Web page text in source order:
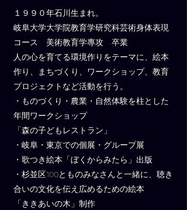
１９９０年石川生まれ。
岐阜大学大学院教育学研究科芸術身体表現
コース 美術教育学專攻 卒業
人の心を育てる環境作りをテーマに、絵本
作り、まちづくり、ワークショップ、教育
プロジェクトなど活動を行う。
・ものづくり・農業・自然体験を柱とした
年間ワークショップ
「森の子どもレストラン」
・岐阜・東京での個展・グループ展
・歌つき絵本「ぼくからみたら」出版
・杉並区100とものみなさんと一緒に、聴き
合いの文化を伝え広めるための絵本
「ききあいの木」制作